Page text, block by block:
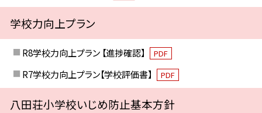
学校力向上プラン
R8学校力向上プラン 【進捗確認】 PDF
R7学校力向上プラン【学校評価書】 PDF
八田荘小学校いじめ防止基本方針